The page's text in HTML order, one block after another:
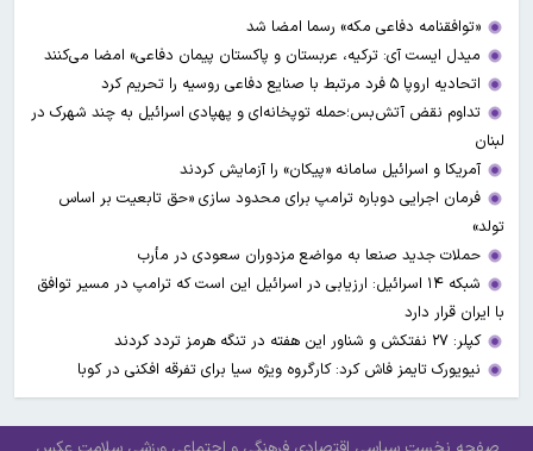
«توافقنامه دفاعی مکه» رسما امضا شد
میدل ایست آی: ترکیه، عربستان و پاکستان پیمان دفاعی» امضا می‌کنند
اتحادیه اروپا ۵ فرد مرتبط با صنایع دفاعی روسیه را تحریم کرد
تداوم نقض آتش‌بس؛حمله توپخانه‌ای و پهپادی اسرائیل به چند شهرک در
لبنان
آمریکا و اسرائیل سامانه «پیکان» را آزمایش کردند
فرمان اجرایی دوباره ترامپ برای محدود سازی «حق تابعیت بر اساس
تولد»
حملات جدید صنعا به مواضع مزدوران سعودی در مأرب
شبکه ۱۴ اسرائیل: ارزیابی در اسرائیل این است که ترامپ در مسیر توافق
با ایران قرار دارد
کپلر: ۲۷ نفتکش و شناور این هفته در تنگه هرمز تردد کردند
نیویورک تایمز فاش کرد: کارگروه ویژه سیا برای تفرقه افکنی در کوبا